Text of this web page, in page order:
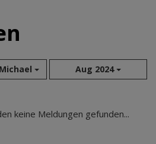
Aug 2024
Aug 2026
keine Meldungen gefunden...